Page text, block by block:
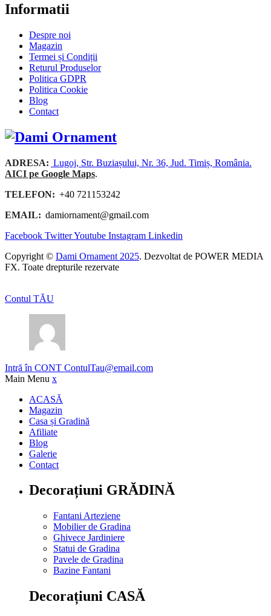
Informatii
Despre noi
Magazin
Termei și Condiții
Returul Produselor
Politica GDPR
Politica Cookie
Blog
Contact
ADRESA: Lugoj, Str. Buziașului, Nr. 36, Jud. Timiș, România.
AICI pe Google Maps.
TELEFON: +40 721153242
EMAIL: damiornament@gmail.com
Facebook TwitterYoutube Instagram Linkedin
Copyright © Dami Ornament 2025. Dezvoltat de POWER MEDIA
FX. Toate drepturile rezervate
Contul TĂU
Intră în CONT ContulTau@email.com
Main Menu x
ACASĂ
Magazin
Casa și Gradină
Afiliate
Blog
Galerie
Contact
Decorațiuni GRĂDINĂ
Fantani Arteziene
Mobilier de Gradina
Ghivece Jardiniere
Statui de Gradina
Pavele de Gradina
Bazine Fantani
Decorațiuni CASĂ